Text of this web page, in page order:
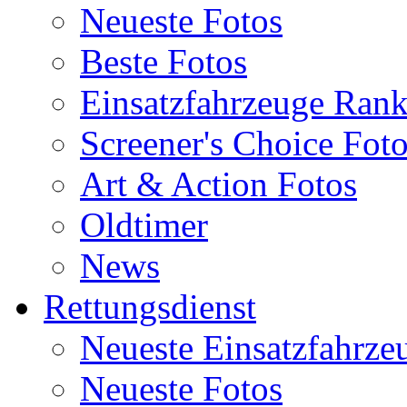
Neueste Fotos
Beste Fotos
Einsatzfahrzeuge
Screener's Choice
Art & Action Fotos
Oldtimer
News
Rettungsdienst
Neueste
Neueste Fotos